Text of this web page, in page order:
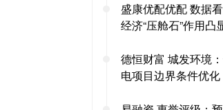
盛康优配优配 数据
经济“压舱石”作用凸
德恒财富 城发环境
电项目边界条件优化